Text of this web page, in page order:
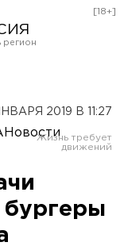
[18+]
2019 В 11:27
бургеры